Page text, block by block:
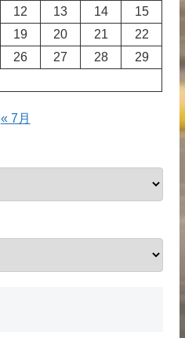
12 13 14
15
19 20 21
22
26 27 28
29
« 7月